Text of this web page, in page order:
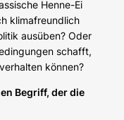
Henne-Ei
klimafreundlich
ausüben? Oder
schafft,
können?
Begriff, der die